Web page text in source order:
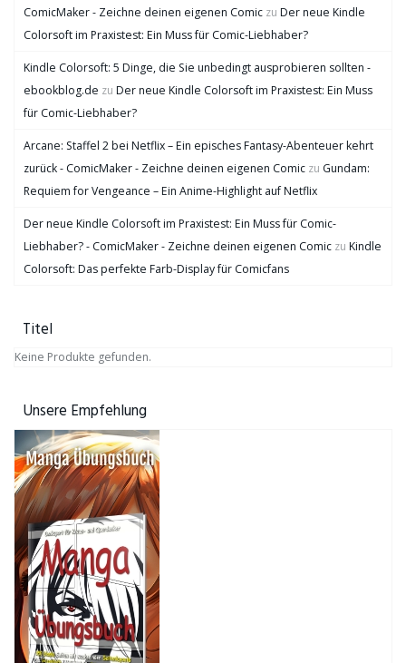
ComicMaker - Zeichne deinen eigenen Comic zu Der neue Kindle
Colorsoft im Praxistest: Ein Muss für Comic-Liebhaber?
Kindle Colorsoft: 5 Dinge, die Sie unbedingt ausprobieren sollten -
ebookblog.de zu Der neue Kindle Colorsoft im Praxistest: Ein Muss
für Comic-Liebhaber?
Arcane: Staffel 2 bei Netflix – Ein episches Fantasy-Abenteuer kehrt
zurück - ComicMaker - Zeichne deinen eigenen Comic zu Gundam:
Requiem for Vengeance – Ein Anime-Highlight auf Netflix
Der neue Kindle Colorsoft im Praxistest: Ein Muss für Comic-
Liebhaber? - ComicMaker - Zeichne deinen eigenen Comic zu Kindle
Colorsoft: Das perfekte Farb-Display für Comicfans
Titel
Keine Produkte gefunden.
Unsere Empfehlung